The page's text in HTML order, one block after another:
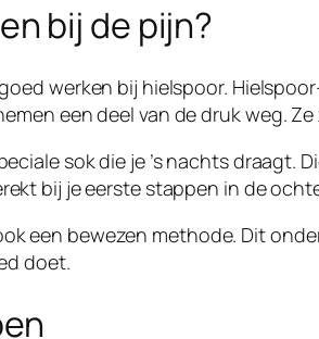
bij de pijn?
werken bij hielspoor.
een deel van de druk weg.
sok die je ’s nachts
bij je eerste stappen in de
een bewezen methode. Dit
doet.